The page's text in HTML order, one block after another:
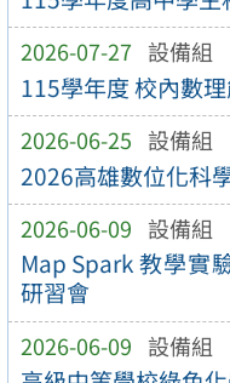
2026-07-27 設備組
115學年度 校內數
2026-06-25 設備組
2026高雄數位化科
2026-06-09 設備組
Map Spark 教學實
研習會
2026-06-09 設備組